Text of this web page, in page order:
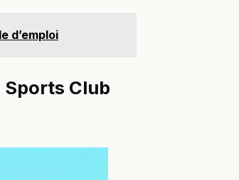
d’emploi
Club